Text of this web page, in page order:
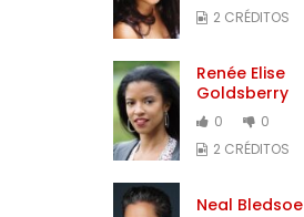
2 CRÉDITOS
Renée Elise
Goldsberry
0
0
2 CRÉDITOS
Neal Bledsoe